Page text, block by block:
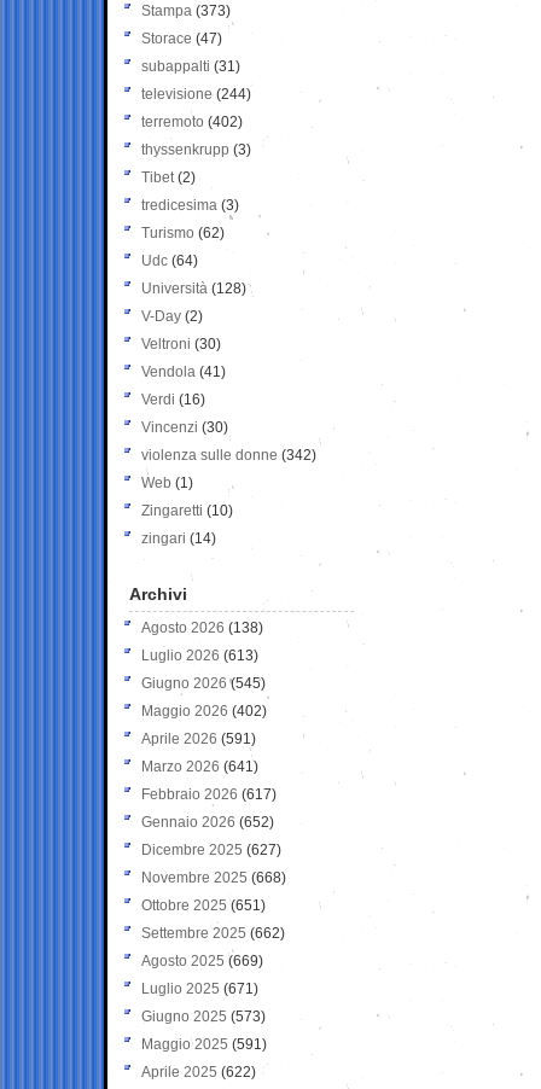
Stampa (373)
Storace (47)
subappalti (31)
televisione(244)
terremoto (402)
thyssenkrupp (3)
Tibet(2)
tredicesima (3)
Turismo (62)
Udc (64)
Università (128)
V-Day (2)
Veltroni (30)
Vendola (41)
Verdi (16)
Vincenzi (30)
violenza sulle donne (342)
Web (1)
Zingaretti (10)
zingari (14)
Archivi
Agosto 2026 (138)
Luglio 2026 (613)
Giugno 2026 (545)
Maggio 2026 (402)
Aprile 2026 (591)
Marzo 2026 (641)
Febbraio 2026 (617)
Gennaio 2026 (652)
Dicembre 2025 (627)
Novembre 2025 (668)
Ottobre 2025 (651)
Settembre 2025 (662)
Agosto 2025 (669)
Luglio 2025 (671)
Giugno 2025 (573)
Maggio 2025 (591)
Aprile 2025 (622)